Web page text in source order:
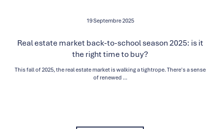
19 Septembre 2025
Real estate market back-to-school season 2025: is it
the right time to buy?
This fall of 2025, the real estate market is walking a tightrope. There's a sense
of renewed ...